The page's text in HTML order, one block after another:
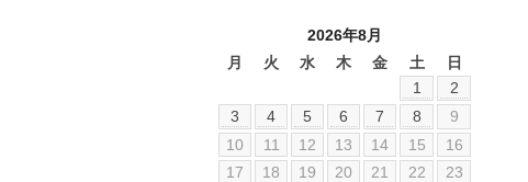
2026年8月
月
火 水 木 金 土
日
1
2
3
4 5 6 7 8
9
10
11 12 13 14 15
16
17
18 19 20 21 22
23